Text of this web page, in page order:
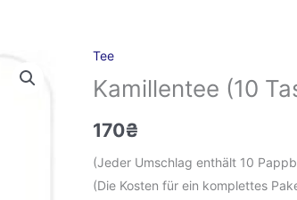
Tee
Kamillentee (10
170₴
(Jeder Umschlag enthält 10
(Die Kosten für ein komplettes
Kamillentee
(10
Menge